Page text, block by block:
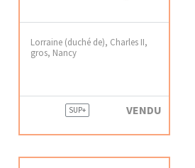
Lorraine (duché de), Charles II,
gros, Nancy
SUP+ VENDU